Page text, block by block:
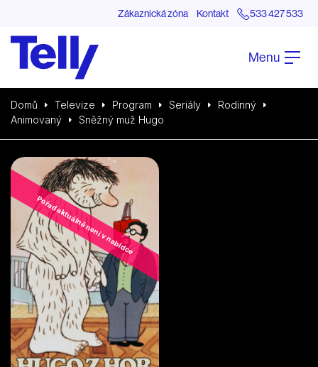
Zákaznická zóna Kontakt 533 427 533
Menu
Domů Televize Program Seriály
Rodinný
Animovaný
Sněžný muž Hugo
Pořad aktuálně není v nabídce